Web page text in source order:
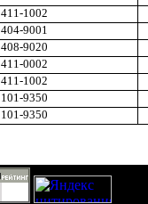
411-1002
404-9001
408-9020
411-0002
411-1002
101-9350
101-9350